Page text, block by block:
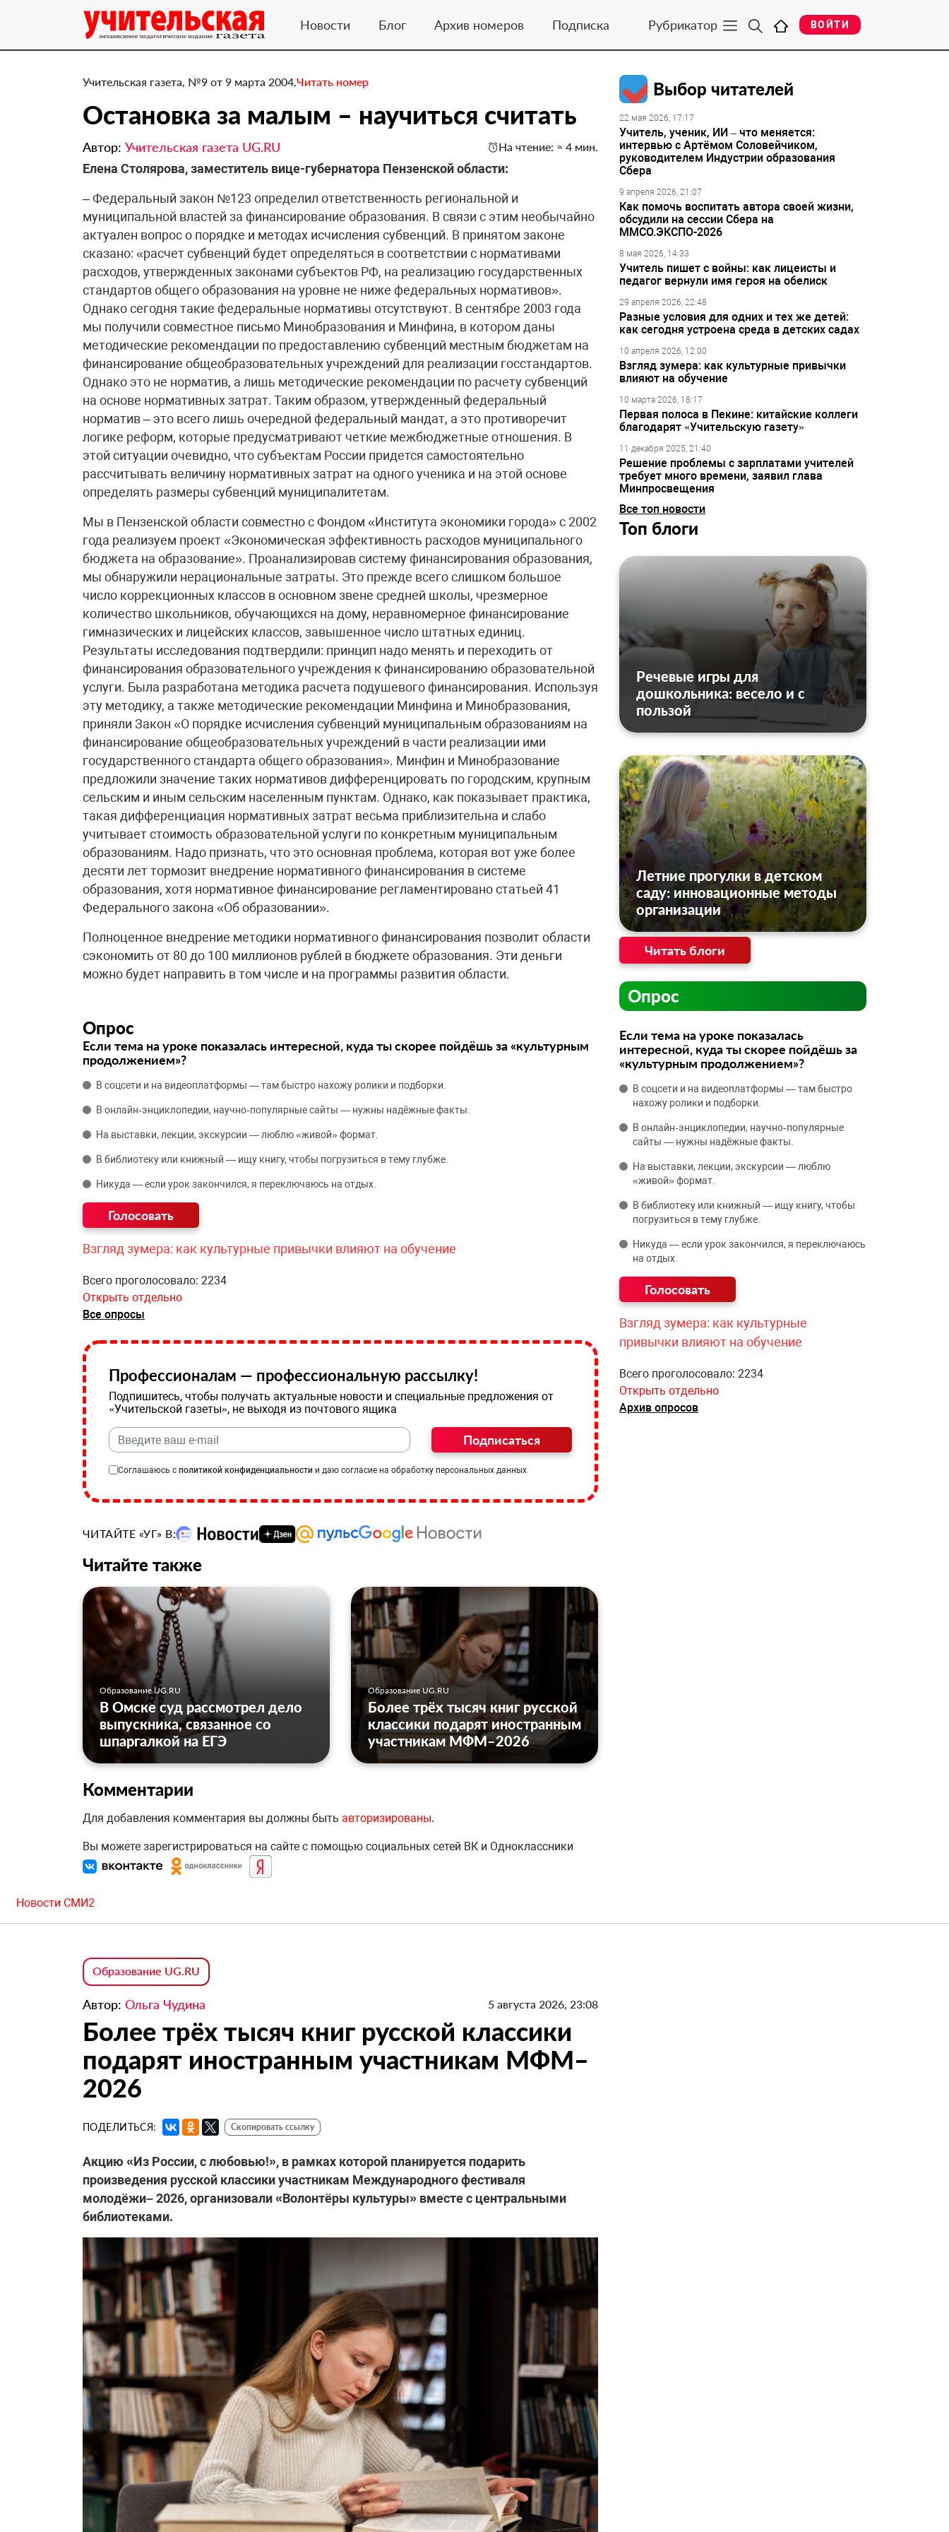
Новости Блог Архив номеров Подписка Рубрикатор ВОЙТИ
Учительская газета, №9 от 9 марта 2004.Читать номер
Остановка за малым – научиться считать
Автор: Учительская газета UG.RU На чтение: ≈ 4 мин.
Елена Столярова, заместитель вице-губернатора Пензенской области:
– Федеральный закон №123 определил ответственность региональной и
муниципальной властей за финансирование образования. В связи с этим необычайно
актуален вопрос о порядке и методах исчисления субвенций. В принятом законе
сказано: «расчет субвенций будет определяться в соответствии с нормативами
расходов, утвержденных законами субъектов РФ, на реализацию государственных
стандартов общего образования на уровне не ниже федеральных нормативов».
Однако сегодня такие федеральные нормативы отсутствуют. В сентябре 2003 года
мы получили совместное письмо Минобразования и Минфина, в котором даны
методические рекомендации по предоставлению субвенций местным бюджетам на
финансирование общеобразовательных учреждений для реализации госстандартов.
Однако это не норматив, а лишь методические рекомендации по расчету субвенций
на основе нормативных затрат. Таким образом, утвержденный федеральный
норматив – это всего лишь очередной федеральный мандат, а это противоречит
логике реформ, которые предусматривают четкие межбюджетные отношения. В
этой ситуации очевидно, что субъектам России придется самостоятельно
рассчитывать величину нормативных затрат на одного ученика и на этой основе
определять размеры субвенций муниципалитетам.
Мы в Пензенской области совместно с Фондом «Института экономики города» с 2002
года реализуем проект «Экономическая эффективность расходов муниципального
бюджета на образование». Проанализировав систему финансирования образования,
мы обнаружили нерациональные затраты. Это прежде всего слишком большое
число коррекционных классов в основном звене средней школы, чрезмерное
количество школьников, обучающихся на дому, неравномерное финансирование
гимназических и лицейских классов, завышенное число штатных единиц.
Результаты исследования подтвердили: принцип надо менять и переходить от
финансирования образовательного учреждения к финансированию образовательной
услуги. Была разработана методика расчета подушевого финансирования. Используя
эту методику, а также методические рекомендации Минфина и Минобразования,
приняли Закон «О порядке исчисления субвенций муниципальным образованиям на
финансирование общеобразовательных учреждений в части реализации ими
государственного стандарта общего образования». Минфин и Минобразование
предложили значение таких нормативов дифференцировать по городским, крупным
сельским и иным сельским населенным пунктам. Однако, как показывает практика,
такая дифференциация нормативных затрат весьма приблизительна и слабо
учитывает стоимость образовательной услуги по конкретным муниципальным
образованиям. Надо признать, что это основная проблема, которая вот уже более
десяти лет тормозит внедрение нормативного финансирования в системе
образования, хотя нормативное финансирование регламентировано статьей 41
Федерального закона «Об образовании».
Полноценное внедрение методики нормативного финансирования позволит области
сэкономить от 80 до 100 миллионов рублей в бюджете образования. Эти деньги
можно будет направить в том числе и на программы развития области.
Опрос
Если тема на уроке показалась интересной, куда ты скорее пойдёшь за «культурным
продолжением»?
В соцсети и на видеоплатформы — там быстро нахожу ролики и подборки.
В онлайн‑энциклопедии, научно‑популярные сайты — нужны надёжные факты.
На выставки, лекции, экскурсии — люблю «живой» формат.
В библиотеку или книжный — ищу книгу, чтобы погрузиться в тему глубже.
Никуда — если урок закончился, я переключаюсь на отдых.
Взгляд зумера: как культурные привычки влияют на обучение
Всего проголосовало: 2234
Открыть отдельно
Все опросы
Профессионалам — профессиональную рассылку!
Подпишитесь, чтобы получать актуальные новости и специальные предложения от
«Учительской газеты», не выходя из почтового ящика
Подписаться
Соглашаюсь с политикой конфиденциальности и даю согласие на обработку персональных данных
ЧИТАЙТЕ «УГ» В:
Читайте также
Образование UG.RU
В Омске суд рассмотрел дело
выпускника, связанное со
шпаргалкой на ЕГЭ
Образование UG.RU
Более трёх тысяч книг русской
классики подарят иностранным
участникам МФМ–2026
Комментарии
Для добавления комментария вы должны быть авторизированы.
Вы можете зарегистрироваться на сайте с помощью социальных сетей ВК и Одноклассники
Выбор читателей
22 мая 2026, 17:17
Учитель, ученик, ИИ – что меняется:
интервью с Артёмом Соловейчиком,
руководителем Индустрии образования
Сбера
9 апреля 2026, 21:07
Как помочь воспитать автора своей жизни,
обсудили на сессии Сбера на
ММСО.ЭКСПО-2026
8 мая 2026, 14:33
Учитель пишет с войны: как лицеисты и
педагог вернули имя героя на обелиск
29 апреля 2026, 22:48
Разные условия для одних и тех же детей:
как сегодня устроена среда в детских садах
10 апреля 2026, 12:00
Взгляд зумера: как культурные привычки
влияют на обучение
10 марта 2026, 18:17
Первая полоса в Пекине: китайские коллеги
благодарят «Учительскую газету»
11 декабря 2025, 21:40
Решение проблемы с зарплатами учителей
требует много времени, заявил глава
Минпросвещения
Все топ новости
Топ блоги
Речевые игры для
дошкольника: весело и с
пользой
Летние прогулки в детском
саду: инновационные методы
организации
Читать блоги
Опрос
Если тема на уроке показалась
интересной, куда ты скорее пойдёшь за
«культурным продолжением»?
В соцсети и на видеоплатформы — там быстро
нахожу ролики и подборки.
В онлайн‑энциклопедии, научно‑популярные
сайты — нужны надёжные факты.
На выставки, лекции, экскурсии — люблю
«живой» формат.
В библиотеку или книжный — ищу книгу, чтобы
погрузиться в тему глубже.
Никуда — если урок закончился, я переключаюсь
на отдых.
Взгляд зумера: как культурные
привычки влияют на обучение
Всего проголосовало: 2234
Открыть отдельно
Архив опросов
Новости СМИ2
Образование UG.RU
Автор: Ольга Чудина 5 августа 2026, 23:08
Более трёх тысяч книг русской классики
подарят иностранным участникам МФМ–
2026
ПОДЕЛИТЬСЯ: Скопировать ссылку
Акцию «Из России, с любовью!», в рамках которой планируется подарить
произведения русской классики участникам Международного фестиваля
молодёжи– 2026, организовали «Волонтёры культуры» вместе с центральными
библиотеками.